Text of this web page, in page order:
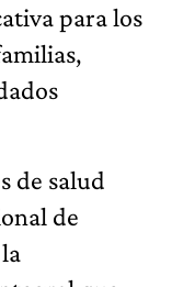
para los
de salud
de